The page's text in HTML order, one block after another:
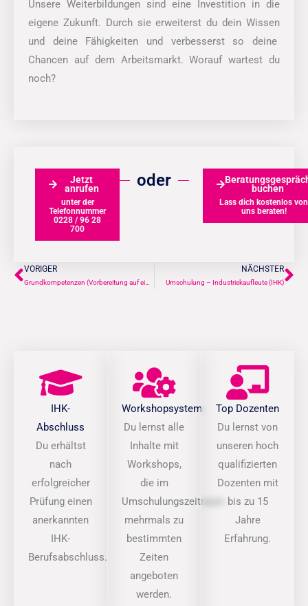
Unsere Weiterbildungen sind eine Investition in die
eigene Zukunft. Durch sie erweiterst du dein Wissen
und deine Fähigkeiten und verbesserst so deine
Chancen auf dem Arbeitsmarkt. Worauf wartest du
noch?
Jetzt
anrufen
unter der
Telefonnummer
0228 / 96 28
700
oder
buchen
Lass dich kostenlos von
uns beraten!
Zurück
VORIGER NÄCHSTER
Umschulung – Industriekaufleute (IHK)
IHK-
Abschluss
Du erhältst
nach
erfolgreicher
Prüfung einen
anerkannten
IHK-
Berufsabschluss.
Workshopsystem
Du lernst alle
Inhalte mit
Workshops,
die im
Umschulungszeitraum
mehrmals zu
bestimmten
Zeiten
angeboten
werden.
Top Dozenten
Du lernst von
unseren hoch
qualifizierten
Dozenten mit
bis zu 15
Jahre
Erfahrung.